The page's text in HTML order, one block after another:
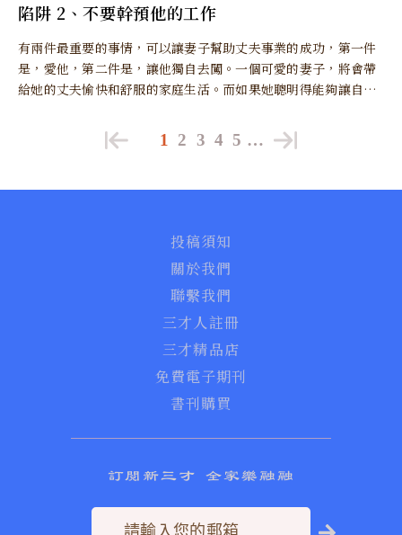
陷阱 2、不要幹預他的工作
有兩件最重要的事情，可以讓妻子幫助丈夫事業的成功，第一件
是，愛他，第二件是，讓他獨自去闖。一個可愛的妻子，將會帶
給她的丈夫愉快和舒服的家庭生活。而如果她聰明得能夠讓自己
力而獲得成功了，至少訓練也會使他有成就。
1 2 3 4 5 …
投稿須知
關於我們
聯繫我們
三才人註冊
三才精品店
免費電子期刊
書刊購買
訂閱新三才 全家樂融融